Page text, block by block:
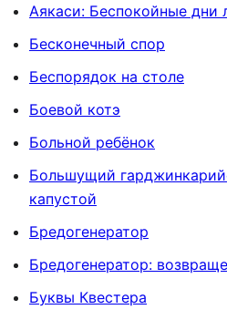
Аякаси: Беспокойные дни
Бесконечный спор
Беспорядок на столе
Боевой котэ
Больной ребёнок
Большущий
капустой
Бредогенератор
Бредогенератор:
Буквы Квестера